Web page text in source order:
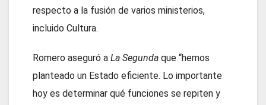
respecto a la fusión de varios ministerios,
incluido Cultura.
Romero aseguró a La Segunda que “hemos
planteado un Estado eficiente. Lo importante
hoy es determinar qué funciones se repiten y